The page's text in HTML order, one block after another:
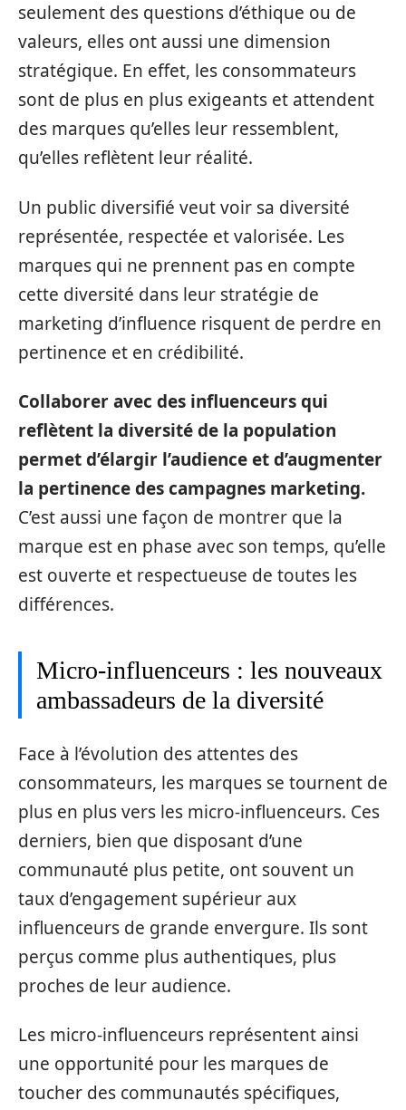
seulement des questions d’éthique ou de
valeurs, elles ont aussi une dimension
stratégique. En effet, les consommateurs
sont de plus en plus exigeants et attendent
des marques qu’elles leur ressemblent,
qu’elles reflètent leur réalité.
Un public diversifié veut voir sa diversité
représentée, respectée et valorisée. Les
marques qui ne prennent pas en compte
cette diversité dans leur stratégie de
marketing d’influence risquent de perdre en
pertinence et en crédibilité.
Collaborer avec des influenceurs qui
reflètent la diversité de la population
permet d’élargir l’audience et d’augmenter
la pertinence des campagnes marketing.
C’est aussi une façon de montrer que la
marque est en phase avec son temps, qu’elle
est ouverte et respectueuse de toutes les
différences.
Micro-influenceurs : les nouveaux
ambassadeurs de la diversité
Face à l’évolution des attentes des
consommateurs, les marques se tournent de
plus en plus vers les micro-influenceurs. Ces
derniers, bien que disposant d’une
communauté plus petite, ont souvent un
taux d’engagement supérieur aux
influenceurs de grande envergure. Ils sont
perçus comme plus authentiques, plus
proches de leur audience.
Les micro-influenceurs représentent ainsi
une opportunité pour les marques de
toucher des communautés spécifiques,